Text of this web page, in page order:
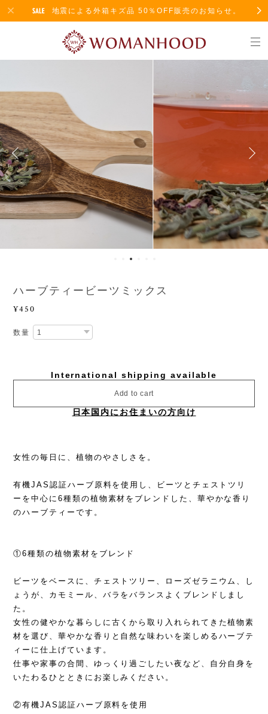
地震による外箱キズ品 50％OFF販売のお知らせ。
ハーブティービーツミックス
¥450
数量
International shipping available
Add to cart
日本国内にお住まいの方向け
女性の毎日に、植物のやさしさを。
有機JAS認証ハーブ原料を使用し、ビーツとチェストツリ
ーを中心に6種類の植物素材をブレンドした、華やかな香り
のハーブティーです。
①6種類の植物素材をブレンド
ビーツをベースに、チェストツリー、ローズゼラニウム、し
ょうが、カモミール、バラをバランスよくブレンドしまし
た。
女性の健やかな暮らしに古くから取り入れられてきた植物素
材を選び、華やかな香りと自然な味わいを楽しめるハーブテ
ィーに仕上げています。
仕事や家事の合間、ゆっくり過ごしたい夜など、自分自身を
いたわるひとときにお楽しみください。
②有機JAS認証ハーブ原料を使用